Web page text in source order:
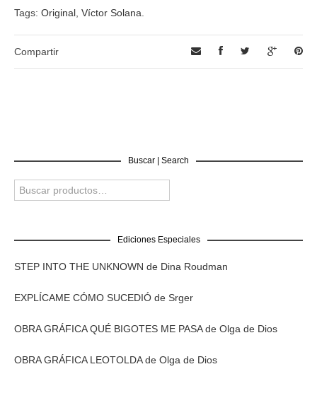
Tags: Original Víctor Solana
Compartir
Buscar | Search
Ediciones Especiales
STEP INTO THE UNKNOWN de Dina Roudman
EXPLÍCAME CÓMO SUCEDIÓ de Srger
OBRA GRÁFICA QUÉ BIGOTES ME PASA de Olga de Dios
OBRA GRÁFICA LEOTOLDA de Olga de Dios